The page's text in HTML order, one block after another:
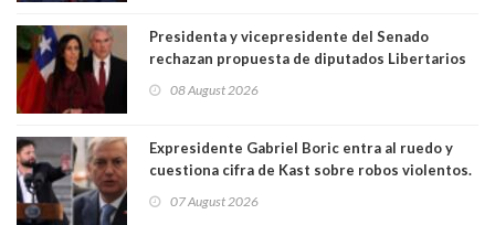
Presidenta y vicepresidente del Senado
rechazan propuesta de diputados Libertarios
"Constituye un camino equivocado"
08 August 2026
Expresidente Gabriel Boric entra al ruedo y
cuestiona cifra de Kast sobre robos violentos.
07 August 2026